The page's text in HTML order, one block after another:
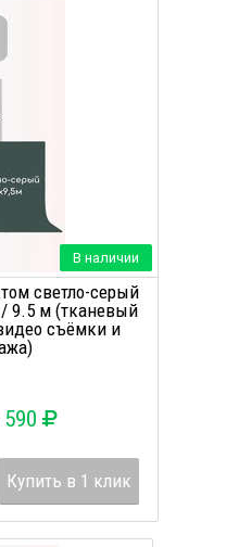
В наличии
светло-серый
9.5 м (тканевый
съёмки и
Купить в 1 клик